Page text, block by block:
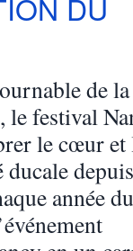
de la
festival
le cœur et
année